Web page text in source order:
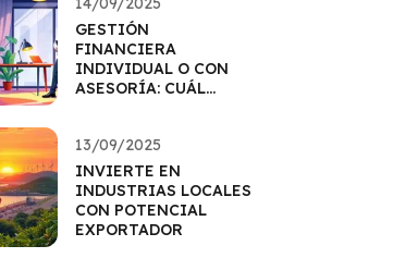
GESTIÓN
FINANCIERA
INDIVIDUAL O CON
ASESORÍA: CUÁL
13/09/2025
INVIERTE EN
INDUSTRIAS LOCALES
CON POTENCIAL
EXPORTADOR